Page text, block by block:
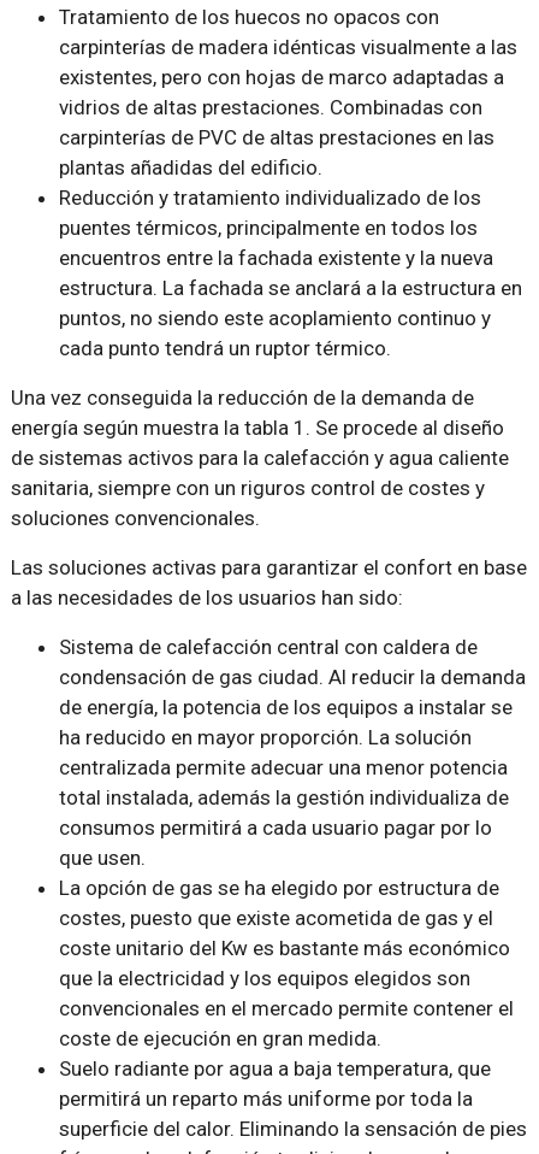
Tratamiento de los huecos no opacos con
carpinterías de madera idénticas visualmente a las
existentes, pero con hojas de marco adaptadas a
vidrios de altas prestaciones. Combinadas con
carpinterías de PVC de altas prestaciones en las
plantas añadidas del edificio.
Reducción y tratamiento individualizado de los
puentes térmicos, principalmente en todos los
encuentros entre la fachada existente y la nueva
estructura. La fachada se anclará a la estructura en
puntos, no siendo este acoplamiento continuo y
cada punto tendrá un ruptor térmico.
Una vez conseguida la reducción de la demanda de
energía según muestra la tabla 1. Se procede al diseño
de sistemas activos para la calefacción y agua caliente
sanitaria, siempre con un riguros control de costes y
soluciones convencionales.
Las soluciones activas para garantizar el confort en base
a las necesidades de los usuarios han sido:
Sistema de calefacción central con caldera de
condensación de gas ciudad. Al reducir la demanda
de energía, la potencia de los equipos a instalar se
ha reducido en mayor proporción. La solución
centralizada permite adecuar una menor potencia
total instalada, además la gestión individualiza de
consumos permitirá a cada usuario pagar por lo
que usen.
La opción de gas se ha elegido por estructura de
costes, puesto que existe acometida de gas y el
coste unitario del Kw es bastante más económico
que la electricidad y los equipos elegidos son
convencionales en el mercado permite contener el
coste de ejecución en gran medida.
Suelo radiante por agua a baja temperatura, que
permitirá un reparto más uniforme por toda la
superficie del calor. Eliminando la sensación de pies